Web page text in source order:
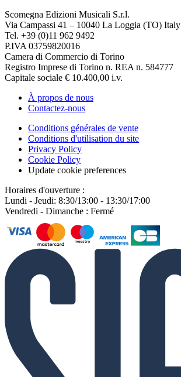
Scomegna Edizioni Musicali S.r.l.
Via Campassi 41 – 10040 La Loggia (TO) Italy
Tel. +39 (0)11 962 9492
P.IVA 03759820016
Camera di Commercio di Torino
Registro Imprese di Torino n. REA n. 584777
Capitale sociale € 10.400,00 i.v.
À propos de nous
Contactez-nous
Conditions générales de vente
Conditions d'utilisation du site
Privacy Policy
Cookie Policy
Update cookie preferences
Horaires d'ouverture :
Lundi - Jeudi: 8:30/13:00 - 13:30/17:00
Vendredi - Dimanche : Fermé